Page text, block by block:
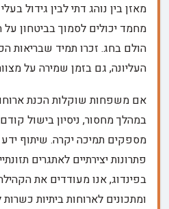
מאזן בין נוהג דתי לבין גידול
מחמד יכולים לסמוך בביטחון
הולם בחג. זכרו תמיד שבריאות
העליונה, גם בזמן שמירה על
אם משפחות שוקלות הכנת
במהלך מחסור, ניסיון בישול
מספקים תמיכה יקרה. שיתוף
פתרונות יצירתיים לאתגרים
בפינדוג, אנו מעודדים את
ומתכונים לארוחות ביתיות